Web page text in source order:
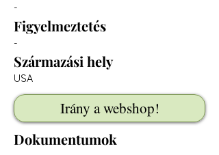
-
Figyelmeztetés
-
Származási hely
USA
Irány a webshop!
Dokumentumok